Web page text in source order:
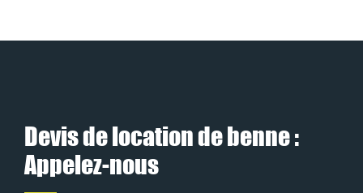
Devis de location de benne :
Appelez-nous